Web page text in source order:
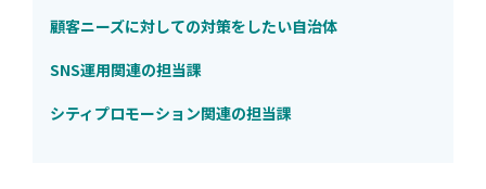
顧客ニーズに対しての対策をしたい自治体
SNS運用関連の担当課
シティプロモーション関連の担当課